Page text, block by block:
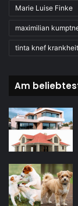
Marie Luise Finke
maximilian
tinta knef krankheit
Am